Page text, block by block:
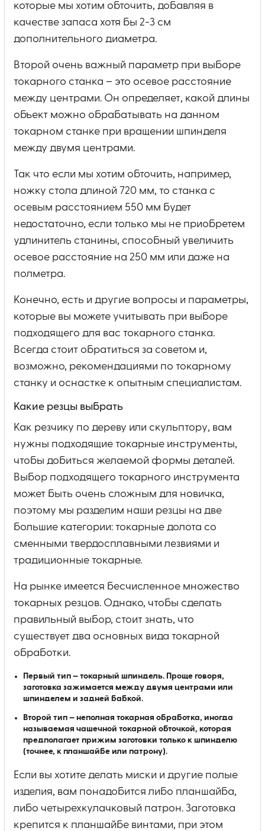
которые мы хотим обточить, добавляя в
качестве запаса хотя бы 2-3 см
дополнительного диаметра.
Второй очень важный параметр при выборе
токарного станка – это осевое расстояние
между центрами. Он определяет, какой длины
объект можно обрабатывать на данном
токарном станке при вращении шпинделя
между двумя центрами.
Так что если мы хотим обточить, например,
ножку стола длиной 720 мм, то станка с
осевым расстоянием 550 мм будет
недостаточно, если только мы не приобретем
удлинитель станины, способный увеличить
осевое расстояние на 250 мм или даже на
полметра.
Конечно, есть и другие вопросы и параметры,
которые вы можете учитывать при выборе
подходящего для вас токарного станка.
Всегда стоит обратиться за советом и,
возможно, рекомендациями по токарному
станку и оснастке к опытным специалистам.
Какие резцы выбрать
Как резчику по дереву или скульптору, вам
нужны подходящие токарные инструменты,
чтобы добиться желаемой формы деталей.
Выбор подходящего токарного инструмента
может быть очень сложным для новичка,
поэтому мы разделим наши резцы на две
большие категории: токарные долота со
сменными твердосплавными лезвиями и
традиционные токарные.
На рынке имеется бесчисленное множество
токарных резцов. Однако, чтобы сделать
правильный выбор, стоит знать, что
существует два основных вида токарной
обработки.
Первый тип — токарный шпиндель. Проще говоря,
заготовка зажимается между двумя центрами или
шпинделем и задней бабкой.
Второй тип — неполная токарная обработка, иногда
называемая чашечной токарной обточкой, которая
предполагает прижим заготовки только к шпинделю
(точнее, к планшайбе или патрону).
Если вы хотите делать миски и другие полые
изделия, вам понадобится либо планшайба,
либо четырехкулачковый патрон. Заготовка
крепится к планшайбе винтами, при этом